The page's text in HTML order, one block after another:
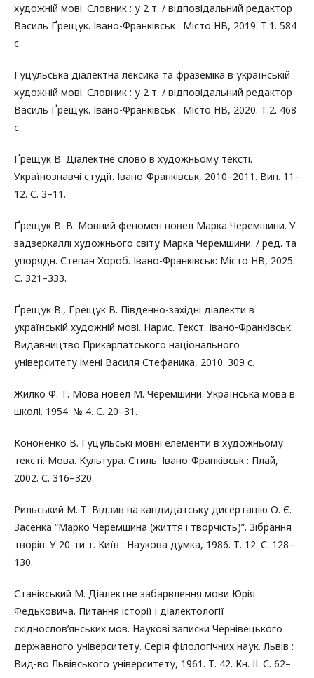
художній мові. Словник : у 2 т. / відповідальний редактор
Василь Ґрещук. Івано-Франківськ : Місто НВ, 2019. Т.1. 584
с.
Гуцульська діалектна лексика та фраземіка в українській
художній мові. Словник : у 2 т. / відповідальний редактор
Василь Ґрещук. Івано-Франківськ : Місто НВ, 2020. Т.2. 468
с.
Ґрещук В. Діалектне слово в художньому тексті.
Українознавчі студії. Івано-Франківськ, 2010–2011. Вип. 11–
12. С. 3–11.
Ґрещук В. В. Мовний феномен новел Марка Черемшини. У
задзеркаллі художнього світу Марка Черемшини. / ред. та
упорядн. Степан Хороб. Івано-Франківськ: Місто НВ, 2025.
С. 321–333.
Ґрещук В., Ґрещук В. Південно-західні діалекти в
українській художній мові. Нарис. Текст. Івано-Франківськ:
Видавництво Прикарпатського національного
університету імені Василя Стефаника, 2010. 309 с.
Жилко Ф. Т. Мова новел М. Черемшини. Українська мова в
школі. 1954. № 4. С. 20–31.
Кононенко В. Гуцульські мовні елементи в художньому
тексті. Мова. Культура. Стиль. Івано-Франківськ : Плай,
2002. С. 316–320.
Рильський М. Т. Відзив на кандидатську дисертацію О. Є.
Засенка “Марко Черемшина (життя і творчість)”. Зібрання
творів: У 20-ти т. Київ : Наукова думка, 1986. Т. 12. С. 128–
130.
Станівський М. Діалектне забарвлення мови Юрія
Федьковича. Питання історії і діалектології
східнослов’янських мов. Наукові записки Чернівецького
державного університету. Серія філологічних наук. Львів :
Вид-во Львівського університету, 1961. Т. 42. Кн. ІІ. С. 62–